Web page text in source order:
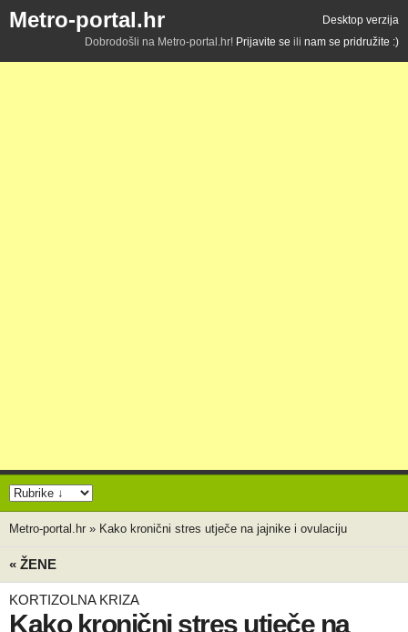
Metro-portal.hr
Desktop verzija
Dobrodošli na Metro-portal.hr! Prijavite se ili nam se pridružite :)
Metro-portal.hr » Kako kronični stres utječe na jajnike i ovulaciju
« ŽENE
KORTIZOLNA KRIZA
Kako kronični stres utječe na